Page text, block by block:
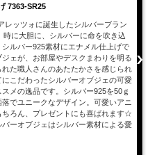
7363-SR25
レッツォに誕生したシルバーブラン
時に大胆に、シルバーに命を吹き込
ルバー925素材にエナメル仕上げで
ェが、お部屋やデスクまわりを明る
た職人さんのあたたかさを感じられ
こだわったシルバーオブジェの可愛
メの逸品です。シルバー925を50ｇ
でユニークなデザイン。可愛いアニ
ろん、プレゼントにも喜ばれます☆
ーオブジェはシルバー素材による愛